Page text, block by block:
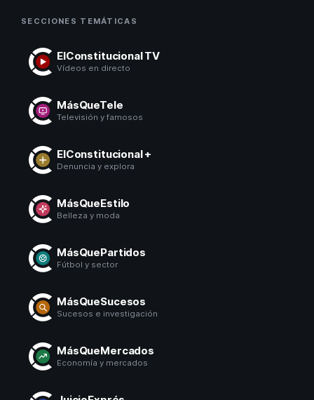
SECCIONES TEMÁTICAS
ElConstitucional TV
Vídeos en directo
MásQueTele
Televisión y famosos
ElConstitucional +
Denuncia y explora
MásQueEstilo
Belleza y moda
MásQuePartidos
Fútbol y sector
MásQueSucesos
Sucesos e investigación
MásQueMercados
Economía y mercados